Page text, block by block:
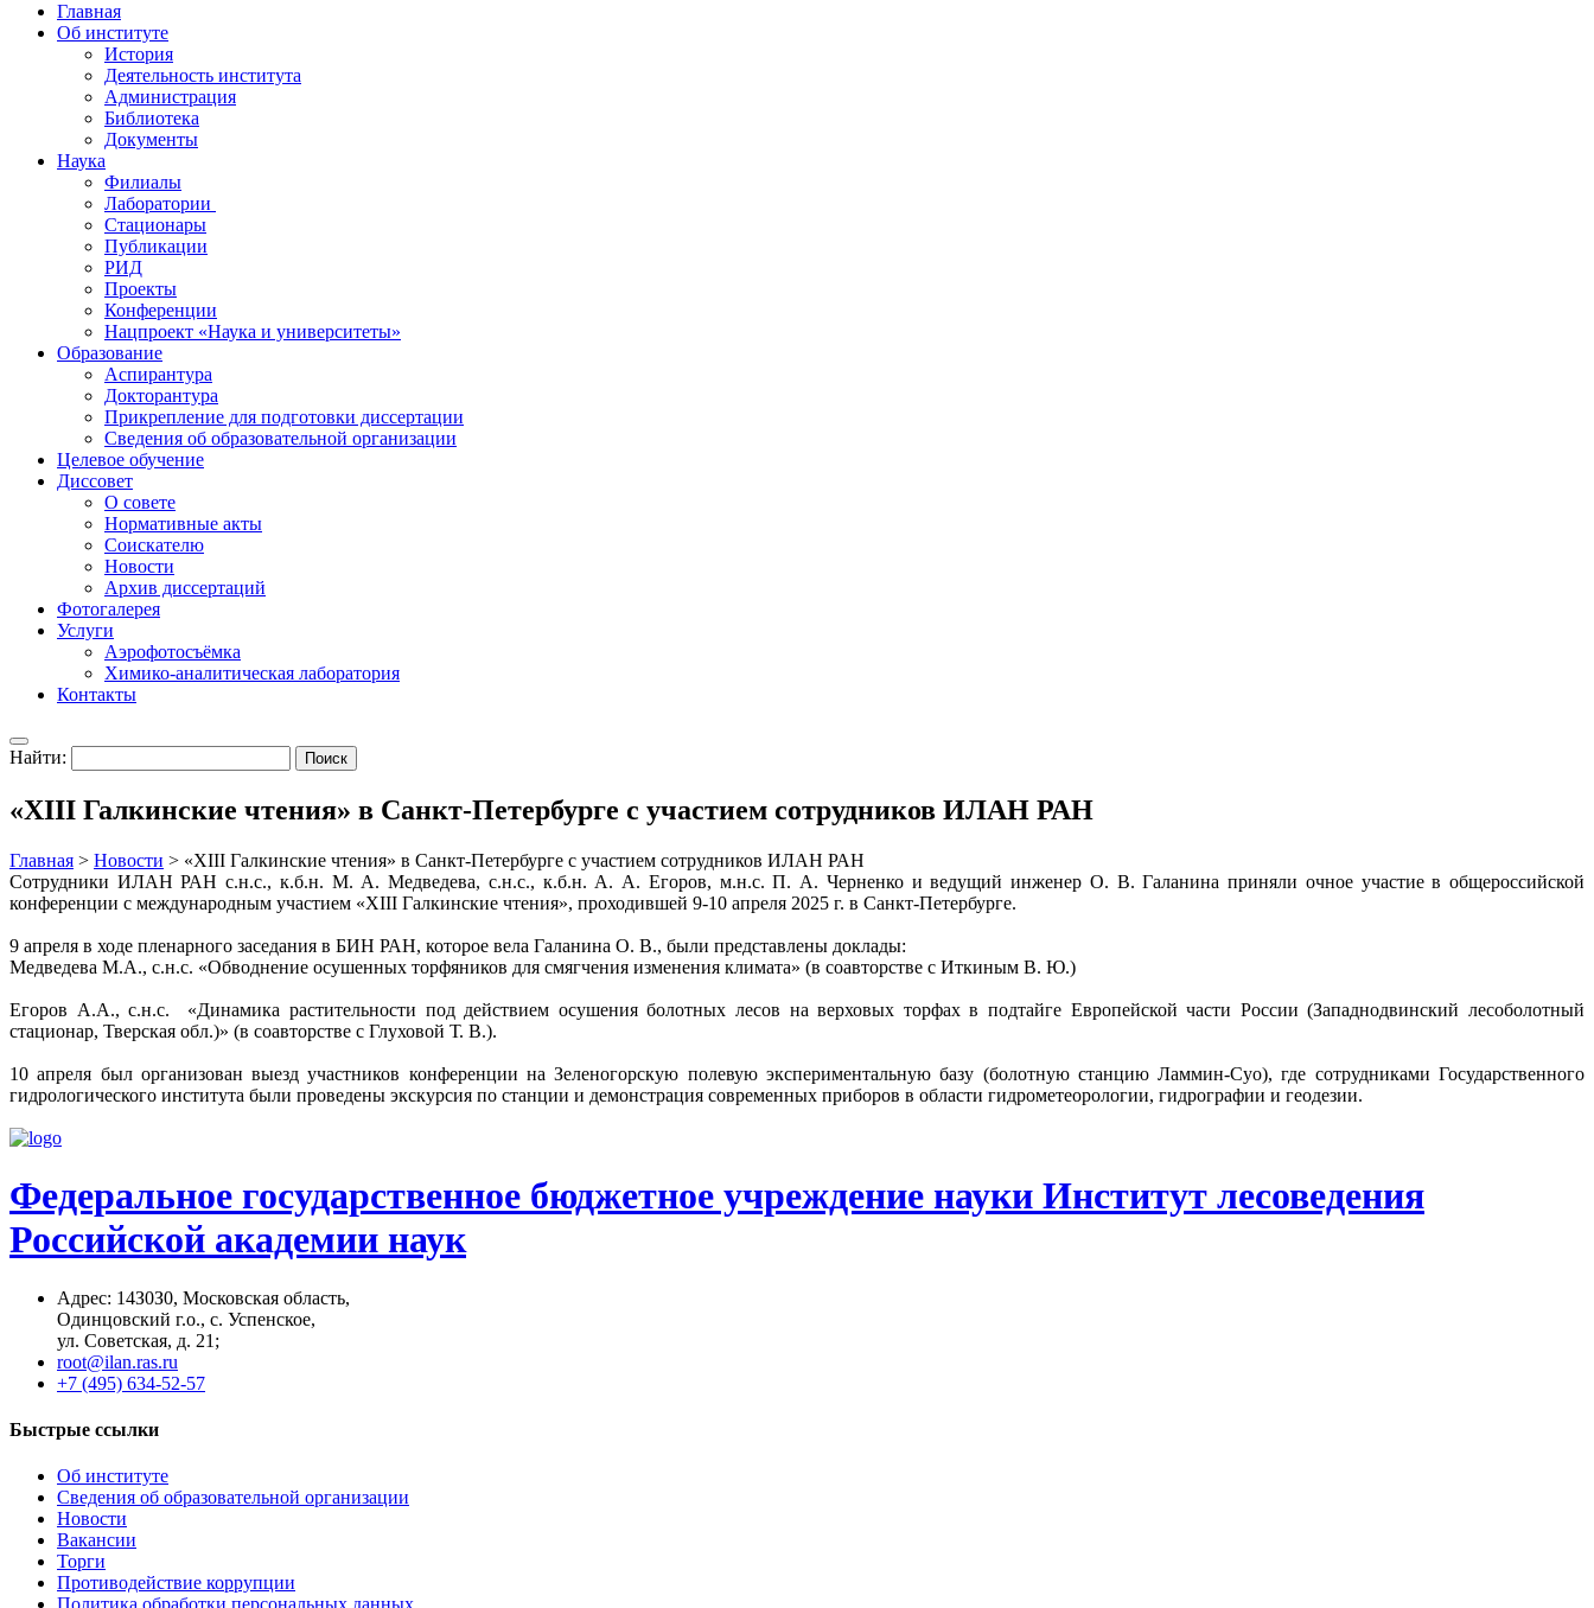
Главная
Об институте
История
Деятельность института
Администрация
Библиотека
Документы
Наука
Филиалы
Лаборатории
Стационары
Публикации
РИД
Проекты
Конференции
Нацпроект «Наука и университеты»
Образование
Аспирантура
Докторантура
Прикрепление для подготовки диссертации
Сведения об образовательной организации
Целевое обучение
Диссовет
О совете
Нормативные акты
Соискателю
Новости
Архив диссертаций
Фотогалерея
Услуги
Аэрофотосъёмка
Химико-аналитическая лаборатория
Контакты
Найти:
«XIII Галкинские чтения» в Санкт-Петербурге с участием сотрудников ИЛАН РАН
Главная > Новости > «XIII Галкинские чтения» в Санкт-Петербурге с участием сотрудников ИЛАН РАН
Сотрудники ИЛАН РАН с.н.с., к.б.н. М. А. Медведева, с.н.с., к.б.н. А. А. Егоров, м.н.с. П. А. Черненко и ведущий инженер О. В. Галанина приняли очное участие в общероссийской
конференции с международным участием «XIII Галкинские чтения», проходившей 9-10 апреля 2025 г. в Санкт-Петербурге.
9 апреля в ходе пленарного заседания в БИН РАН, которое вела Галанина О. В., были представлены доклады:
Медведева М.А., с.н.с. «Обводнение осушенных торфяников для смягчения изменения климата» (в соавторстве с Иткиным В. Ю.)
Егоров А.А., с.н.с. «Динамика растительности под действием осушения болотных лесов на верховых торфах в подтайге Европейской части России (Западнодвинский лесоболотный
стационар, Тверская обл.)» (в соавторстве с Глуховой Т. В.).
10 апреля был организован выезд участников конференции на Зеленогорскую полевую экспериментальную базу (болотную станцию Ламмин-Суо), где сотрудниками Государственного
гидрологического института были проведены экскурсия по станции и демонстрация современных приборов в области гидрометеорологии, гидрографии и геодезии.
Федеральное государственное бюджетное учреждение науки Институт лесоведения
Российской академии наук
Адрес: 14З0З0, Московская область,
Одинцовский г.о., с. Успенское,
ул. Советская, д. 21;
root@ilan.ras.ru
+7 (495) 634-52-57
Быстрые ссылки
Об институте
Сведения об образовательной организации
Новости
Вакансии
Торги
Противодействие коррупции